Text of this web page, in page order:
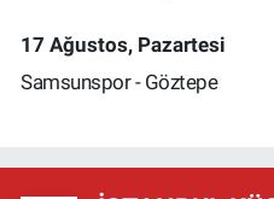
17 Ağustos, Pazartesi
Samsunspor - Göztepe